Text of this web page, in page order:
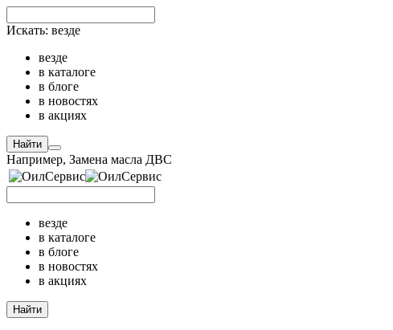
Искать: везде
везде
в каталоге
в блоге
в новостях
в акциях
Найти
Например, Замена масла ДВС
везде
в каталоге
в блоге
в новостях
в акциях
Найти